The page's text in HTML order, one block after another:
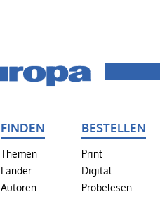
FINDEN
Themen
Länder
Autoren
BESTELLEN
Print
Digital
Probelesen